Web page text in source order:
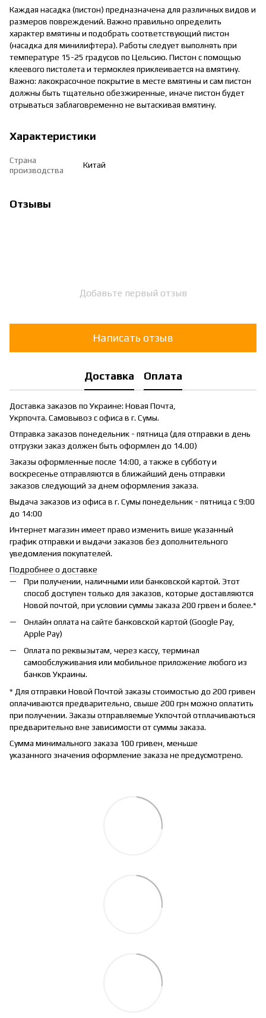
Каждая насадка (пистон) предназначена для различных видов и
размеров повреждений. Важно правильно определить
характер вмятины и подобрать соответствующий пистон
(насадка для минилифтера). Работы следует выполнять при
температуре 15-25 градусов по Цельсию. Пистон с помощью
клеевого пистолета и термоклея приклеивается на вмятину.
Важно: лакокрасочное покрытие в месте вмятины и сам пистон
должны быть тщательно обезжиренные, иначе пистон будет
отрываться заблаговременно не вытаскивая вмятину.
Характеристики
Страна
производства
Китай
Отзывы
Добавьте первый отзыв
Написать отзыв
Доставка Оплата
Доставка заказов по Украине: Новая Почта,
Укрпочта. Самовывоз с офиса в г. Сумы.
Отправка заказов понедельник - пятница (для отправки в день
отгрузки заказ должен быть оформлен до 14.00)
Заказы оформленные после 14:00, а также в субботу и
воскресенье отправляются в ближайший день отправки
заказов следующий за днем оформления заказа.
Выдача заказов из офиса в г. Сумы понедельник - пятница с 9:00
до 14:00
Интернет магазин имеет право изменить више указанный
график отправки и выдачи заказов без дополнительного
уведомления покупателей.
Подробнее о доставке
При получении, наличными или банковской картой. Этот
способ доступен только для заказов, которые доставляются
Новой почтой, при условии суммы заказа 200 грвен и более.*
Онлайн оплата на сайте банковской картой (Google Pay,
Apple Pay)
Оплата по реквызытам, через кассу, терминал
самообслуживания или мобильное приложение любого из
банков Украины.
* Для отправки Новой Почтой заказы стоимостью до 200 гривен
оплачиваются предварительно, свыше 200 грн можно оплатить
при получении. Заказы отправляемые Укпочтой отплачиваються
предварительно вне зависимости от суммы заказа.
Сумма минимального заказа 100 гривен, меньше
указанного значения оформление заказа не предусмотрено.